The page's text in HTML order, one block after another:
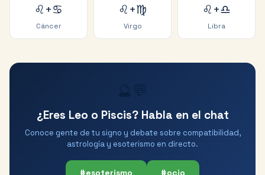
♌+♋
Cáncer
♌+♍
Virgo
♌+♎
Libra
¿Eres Leo o Piscis? Habla en el chat
Conoce gente de tu signo y debate sobre compatibilidad,
astrología y esoterismo en directo.
#esoterismo #ocio